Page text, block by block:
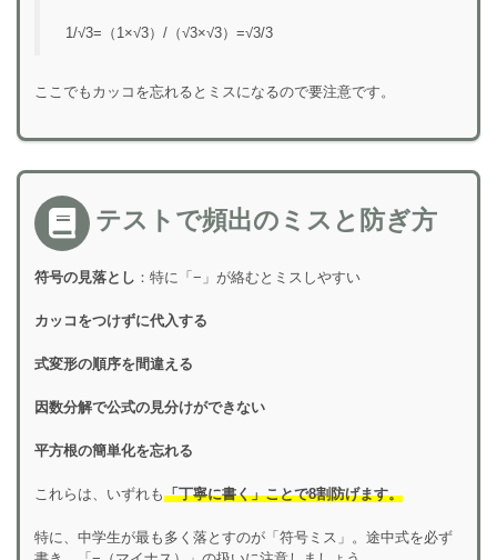
1/√3=​（1×√3）/（√3×√3）=√3/3
ここでもカッコを忘れるとミスになるので要注意です。
テストで頻出のミスと防ぎ方
符号の見落とし ：特に「−」が絡むとミスしやすい
カッコをつけずに代入する
式変形の順序を間違える
因数分解で公式の見分けができない
平方根の簡単化を忘れる
これらは、いずれも「丁寧に書く」ことで8割防げます。
特に、中学生が最も多く落とすのが「符号ミス」。途中式を必ず